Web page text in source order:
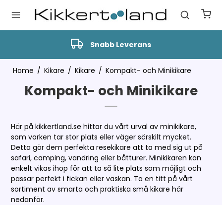
Snabb Leverans
Home / Kikare / Kikare / Kompakt- och Minikikare
Kompakt- och Minikikare
Här på kikkertland.se hittar du vårt urval av minikikare,
som varken tar stor plats eller väger särskilt mycket.
Detta gör dem perfekta resekikare att ta med sig ut på
safari, camping, vandring eller båtturer. Minikikaren kan
enkelt vikas ihop för att ta så lite plats som möjligt och
passar perfekt i fickan eller väskan. Ta en titt på vårt
sortiment av smarta och praktiska små kikare här
nedanför.